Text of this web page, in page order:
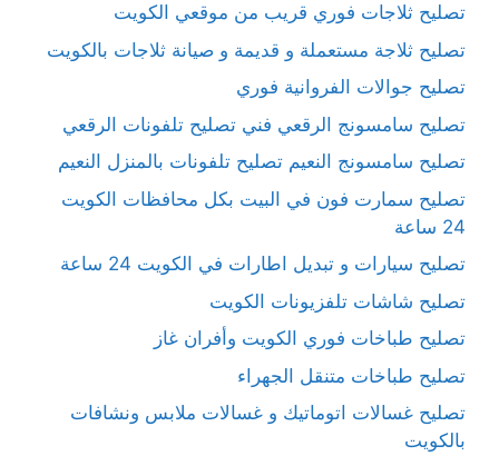
تصليح ثلاجات فوري قريب من موقعي الكويت
تصليح ثلاجة مستعملة و قديمة و صيانة ثلاجات بالكويت
تصليح جوالات الفروانية فوري
تصليح سامسونج الرقعي فني تصليح تلفونات الرقعي
تصليح سامسونج النعيم تصليح تلفونات بالمنزل النعيم
تصليح سمارت فون في البيت بكل محافظات الكويت
24 ساعة
تصليح سيارات و تبديل اطارات في الكويت 24 ساعة
تصليح شاشات تلفزيونات الكويت
تصليح طباخات فوري الكويت وأفران غاز
تصليح طباخات متنقل الجهراء
تصليح غسالات اتوماتيك و غسالات ملابس ونشافات
بالكويت